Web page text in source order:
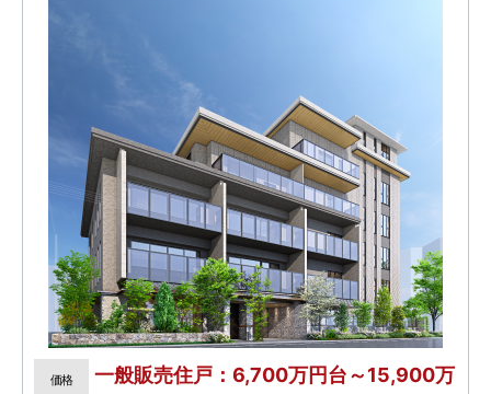
価格
一般販売住戸：6,700万円台～15,900万